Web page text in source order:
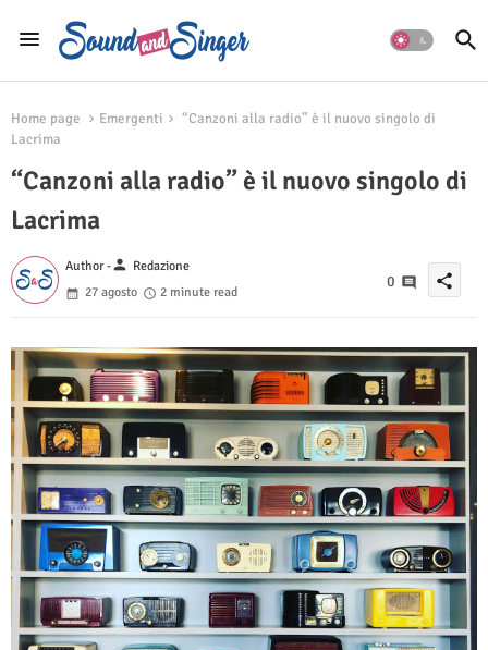
Home page Emergenti
“Canzoni alla radio” è il nuovo singolo di
Lacrima
“Canzoni alla radio” è il nuovo singolo di
Lacrima
Author -person Redazione
27 agosto
2 minute read
0 share